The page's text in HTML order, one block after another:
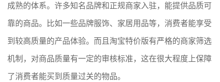
成熟的体系。许多知名品牌和正规商家入驻，能提供品质可
靠的商品。比如一些品牌服饰、家居用品等，消费者能享受
到较高质量的产品体验。而且淘宝特价版有严格的商家筛选
机制，对商品质量有一定的审核标准，这在很大程度上保障
了消费者能买到质量过关的物品。